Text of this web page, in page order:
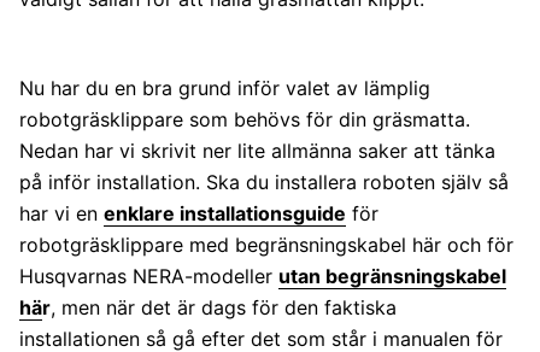
Nu har du en bra grund inför valet av lämplig
robotgräsklippare som behövs för din gräsmatta.
Nedan har vi skrivit ner lite allmänna saker att tänka
på inför installation. Ska du installera roboten själv så
har vi en enklare installationsguide för
robotgräsklippare med begränsningskabel här och för
Husqvarnas NERA-modeller utan begränsningskabel
här, men när det är dags för den faktiska
installationen så gå efter det som står i manualen för